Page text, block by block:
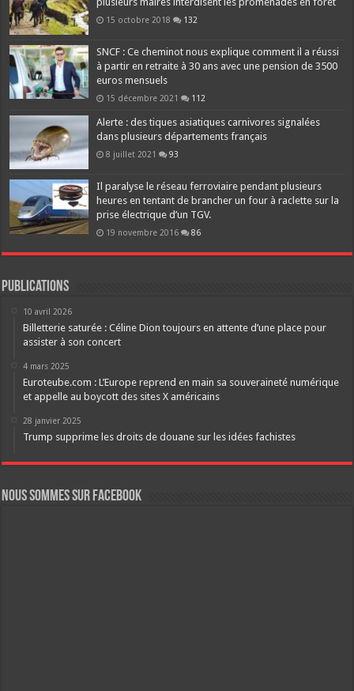
15 octobre 2018 132
SNCF : Ce cheminot nous explique comment il a réussi
à partir en retraite à 30 ans avec une pension de 3500
euros mensuels
15 décembre 2021 112
Alerte : des tiques asiatiques carnivores signalées
dans plusieurs départements français
8 juillet 2021 93
Il paralyse le réseau ferroviaire pendant plusieurs
heures en tentant de brancher un four à raclette sur la
prise électrique d’un TGV.
19 novembre 2016 86
Publications
10 avril 2026
Billetterie saturée : Céline Dion toujours en attente d’une place pour
assister à son concert
4 mars 2025
Euroteube.com : L’Europe reprend en main sa souveraineté numérique
et appelle au boycott des sites X américains
28 janvier 2025
Trump supprime les droits de douane sur les idées fachistes
Nous sommes sur FaceBook